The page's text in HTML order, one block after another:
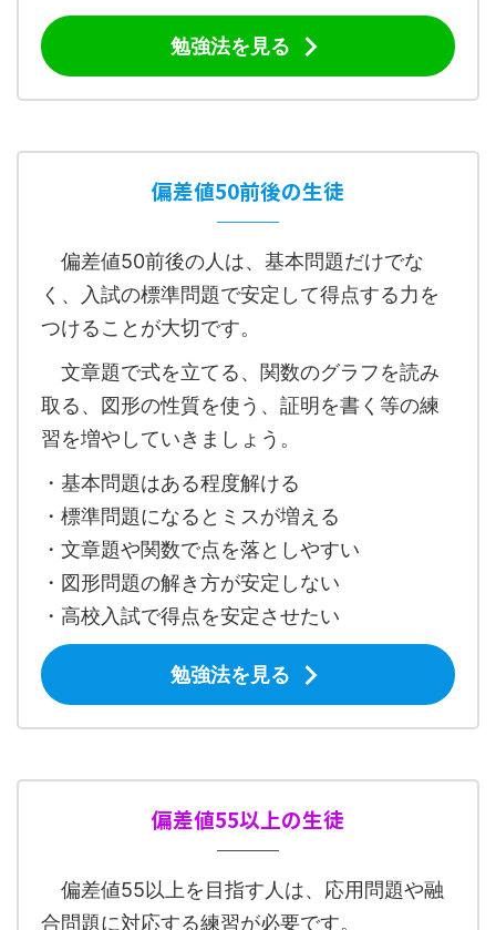
勉強法を見る
偏差値50前後の生徒
偏差値50前後の人は、基本問題だけでな
く、入試の標準問題で安定して得点する力を
つけることが大切です。
文章題で式を立てる、関数のグラフを読み
取る、図形の性質を使う、証明を書く等の練
習を増やしていきましょう。
・基本問題はある程度解ける
・標準問題になるとミスが増える
・文章題や関数で点を落としやすい
・図形問題の解き方が安定しない
・高校入試で得点を安定させたい
勉強法を見る
偏差値55以上の生徒
偏差値55以上を目指す人は、応用問題や融
合問題に対応する練習が必要です。